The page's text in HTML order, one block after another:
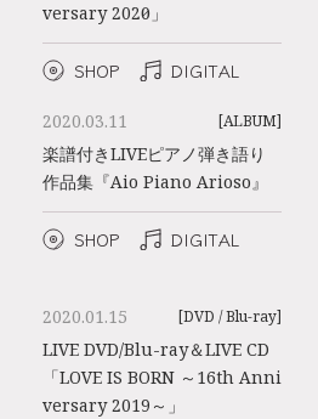
versary 2020～」
SHOP DIGITAL
2020.03.11 [ALBUM]
楽譜付きLIVEピアノ弾き語り
作品集『Aio Piano Arioso』
SHOP DIGITAL
2020.01.15 [DVD / Blu-ray]
LIVE DVD/Blu-ray＆LIVE CD
「LOVE IS BORN ～16th Anni
versary 2019～」